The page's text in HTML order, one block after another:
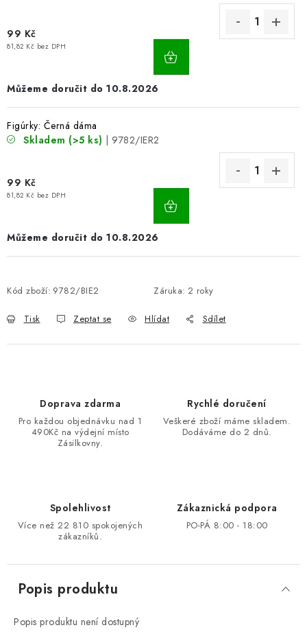
99 Kč
81,82 Kč bez DPH
10.8.2026
Figúrky: Černá dáma
Skladem (>5 ks) | 9782/IER2
99 Kč
81,82 Kč bez DPH
10.8.2026
Kód zboží: 9782/BIE2 Záruka: 2 roky
Tisk Zeptat se Hlídat Sdílet
Doprava zdarma
Pro každou objednávku nad 1
490Kč na výdejní místo
Zásilkovny.
Rychlé doručení
Veškeré zboží máme skladem.
Dodáváme do 2 dnů.
Spolehlivost
Více než 22 810 spokojených
zákazníků.
Zákaznická podpora
PO-PÁ 8:00 - 18:00
Popis produktu
Popis produktu není dostupný